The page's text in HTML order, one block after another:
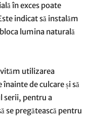
în exces poate
indicat să instalăm
lumina naturală
utilizarea
de culcare și să
serii, pentru a
se pregătească pentru